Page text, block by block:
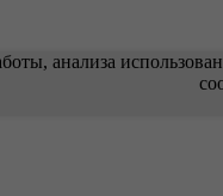
анализа